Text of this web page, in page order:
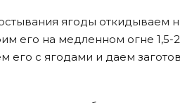
ягоды откидываем
его на медленном огне 1,5-
его с ягодами и даем